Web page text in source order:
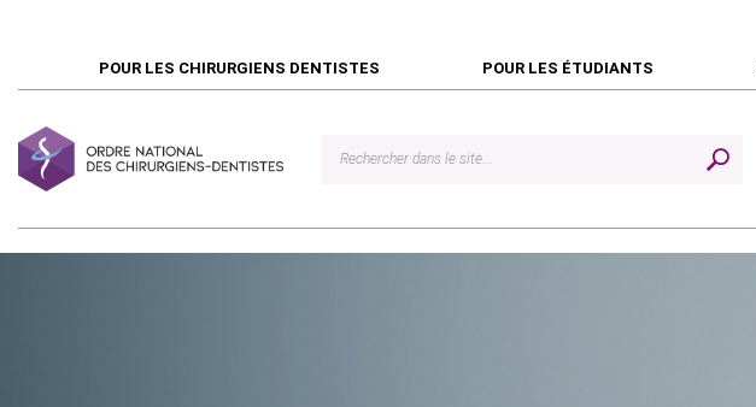
POUR LES CHIRURGIENS DENTISTES POUR LES ÉTUDIANTS